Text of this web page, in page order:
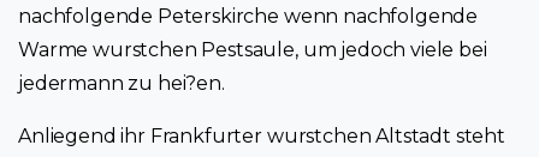
nachfolgende Peterskirche wenn nachfolgende
Warme wurstchen Pestsaule, um jedoch viele bei
jedermann zu hei?en.
Anliegend ihr Frankfurter wurstchen Altstadt steht